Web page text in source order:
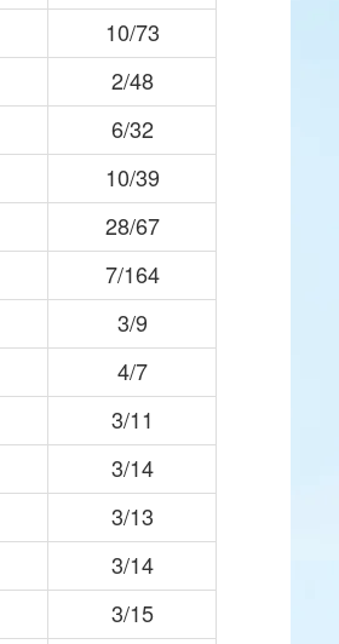
10/73
2/48
6/32
10/39
28/67
7/164
3/9
4/7
3/11
3/14
3/13
3/14
3/15